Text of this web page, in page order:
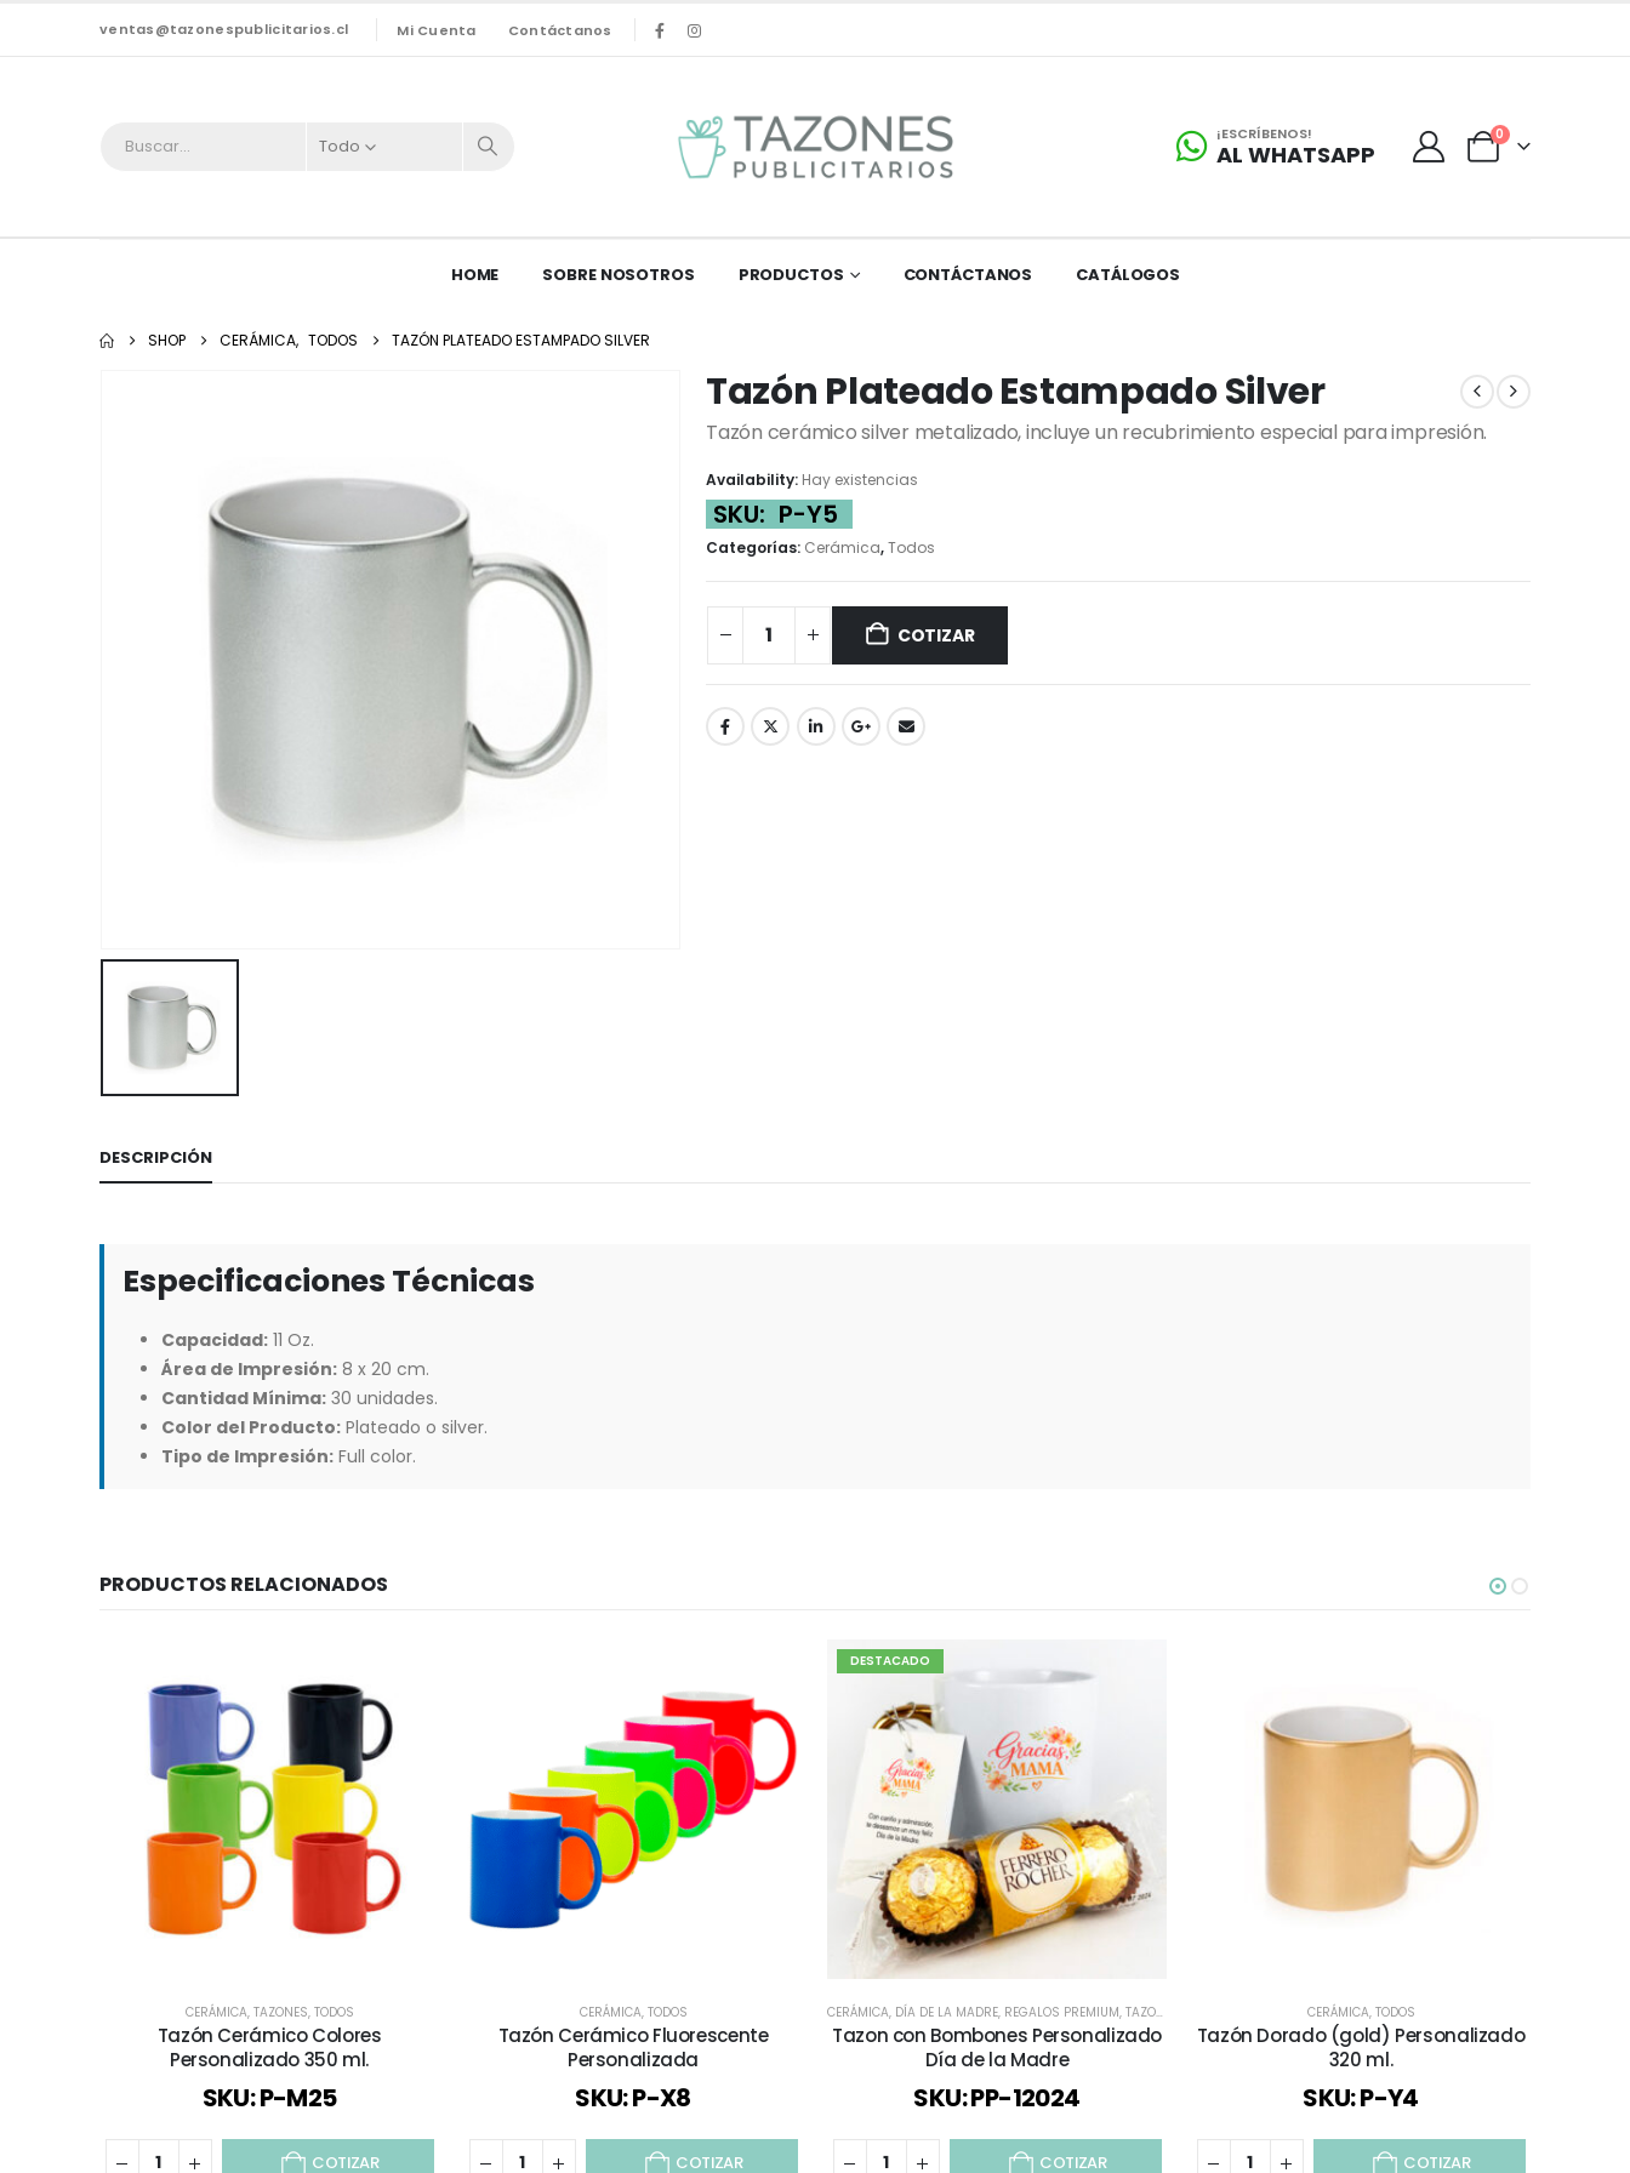
ventas@tazonespublicitarios.cl Mi Cuenta Contáctanos
Todo
¡ESCRÍBENOS!
AL WHATSAPP
0
HOME SOBRE NOSOTROS PRODUCTOS CONTÁCTANOS CATÁLOGOS
SHOP CERÁMICA, TODOS TAZÓN PLATEADO ESTAMPADO SILVER
Tazón Plateado Estampado Silver
Tazón cerámico silver metalizado, incluye un recubrimiento especial para impresión.
Availability: Hay existencias
SKU: P-Y5
Categorías: Cerámica,Todos
COTIZAR
DESCRIPCIÓN
Especificaciones Técnicas
Capacidad: 11 Oz.
Área de Impresión: 8 x 20 cm.
Cantidad Mínima: 30 unidades.
Color del Producto: Plateado o silver.
Tipo de Impresión: Full color.
PRODUCTOS RELACIONADOS
CERÁMICA, TAZONES, TODOS
Tazón Cerámico Colores
Personalizado 350 ml.
SKU: P-M25
COTIZAR
CERÁMICA, TODOS
Tazón Cerámico Fluorescente
Personalizada
SKU: P-X8
COTIZAR
DESTACADO
CERÁMICA, DÍA DE LA MADRE, REGALOS PREMIUM, TAZONES
Tazon con Bombones Personalizado
Día de la Madre
SKU: PP-12024
COTIZAR
CERÁMICA, TODOS
Tazón Dorado (gold) Personalizado
320 ml.
SKU: P-Y4
COTIZAR